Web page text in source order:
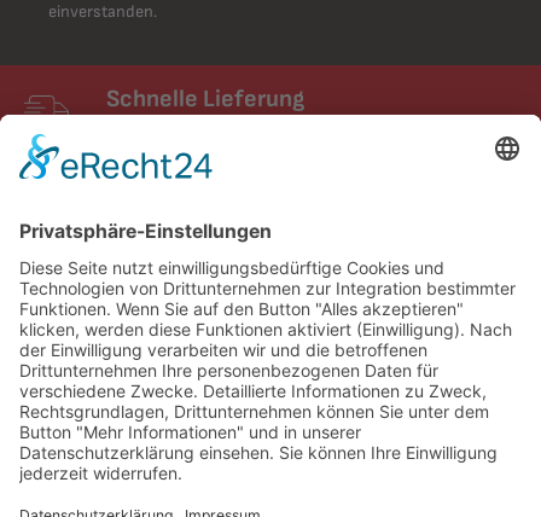
einverstanden.
Schnelle Lieferung
Creative Technology GmbH
Entdecken
Service und Kontakt
Partner & Netzwerke